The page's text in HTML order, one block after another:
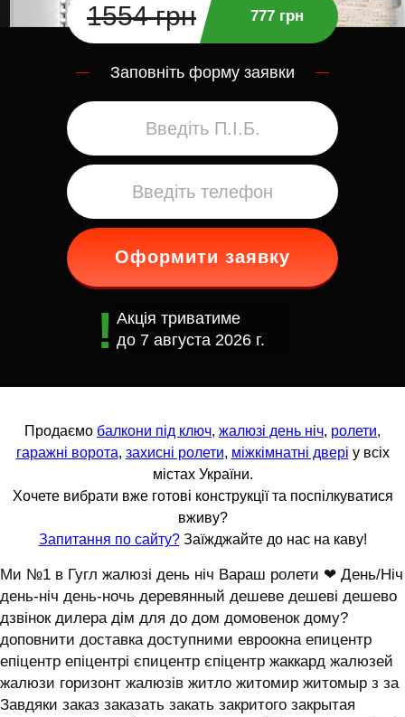
1554 грн 777 грн
Заповніть форму заявки
Оформити заявку
Акція триватиме
до 7 августа 2026 г.
Продаємо балкони під ключ, жалюзі день ніч, ролети,
гаражні ворота, захисні ролети, міжкімнатні двері у всіх
містах України.
Хочете вибрати вже готові конструкції та поспілкуватися
вживу?
Запитання по сайту?Заїжджайте до нас на каву!
Ми №1 в Гугл жалюзі день ніч Вараш ролети ❤ День/Ніч
день-ніч день-ночь деревянный дешеве дешеві дешево
дзвінок дилера дім для до дом домовенок дому?
доповнити доставка доступними евроокна епицентр
епіцентр епіцентрі єпицентр єпіцентр жаккард жалюзей
жалюзи горизонт жалюзів житло житомир житомыр з за
Завдяки заказ заказать закать закритого закрытая